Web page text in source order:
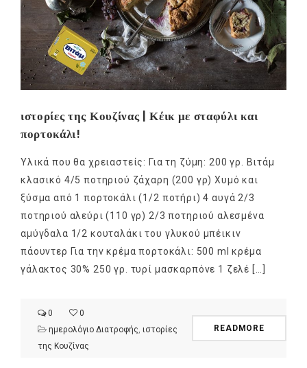
ιστορίες της Κουζίνας | Κέικ με σταφύλι και
πορτοκάλι!
Υλικά που θα χρειαστείς: Για τη ζύμη: 200 γρ. Βιτάμ
κλασικό 4/5 ποτηριού ζάχαρη (200 γρ) Χυμό και
ξύσμα από 1 πορτοκάλι (1/2 ποτήρι) 4 αυγά 2/3
ποτηριού αλεύρι (110 γρ) 2/3 ποτηριού αλεσμένα
αμύγδαλα 1/2 κουταλάκι του γλυκού μπέικιν
πάουντερ Για την κρέμα πορτοκάλι: 500 ml κρέμα
γάλακτος 30% 250 γρ. τυρί μασκαρπόνε 1 ζελέ […]
0
0
ημερολόγιο Διατροφής ιστορίες
της Κουζίνας
READMORE